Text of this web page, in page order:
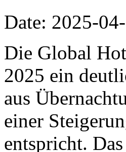
Date: 2025-
Die Global
2025 ein
aus
einer
entspricht.